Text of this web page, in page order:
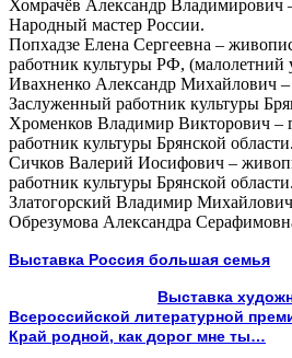
Хомрачёв Александр Владимирович
Народный мастер России.
Попхадзе Елена Сергеевна –
работник культуры РФ, (малолетний
Ивахненко Александр Михайлович
Заслуженный работник культуры
Хроменков Владимир Викторович –
работник культуры Брянской области.
Сичков Валерий Иосифович –
работник культуры Брянской области.
Златогорский Владимир
Обрезумова Александра
Выставка Россия большая семья
Выставка
Всероссийской литературной
Край родной, как дорог мне ты…